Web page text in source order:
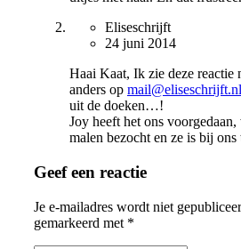
Eliseschrijft
24 juni 2014
Haai Kaat, Ik zie deze reactie
anders op mail@eliseschrijft.nl
uit de doeken…!
Joy heeft het ons
malen bezocht en ze is bij ons
Geef een reactie
Je e-mailadres wordt niet
gemarkeerd met *